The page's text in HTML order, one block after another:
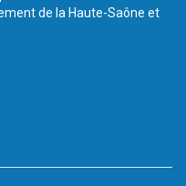
de la Haute-Saône et